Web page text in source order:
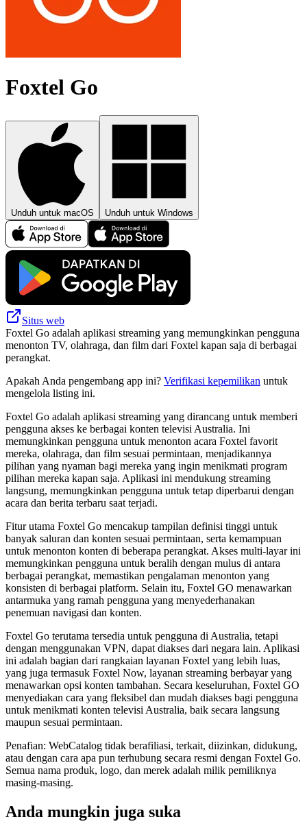
Foxtel Go
Unduh untuk macOS Unduh untuk Windows
Situs web
Foxtel Go adalah aplikasi streaming yang memungkinkan pengguna
menonton TV, olahraga, dan film dari Foxtel kapan saja di berbagai
perangkat.
Apakah Anda pengembang app ini? Verifikasi kepemilikan untuk
mengelola listing ini.
Foxtel Go adalah aplikasi streaming yang dirancang untuk memberi
pengguna akses ke berbagai konten televisi Australia. Ini
memungkinkan pengguna untuk menonton acara Foxtel favorit
mereka, olahraga, dan film sesuai permintaan, menjadikannya
pilihan yang nyaman bagi mereka yang ingin menikmati program
pilihan mereka kapan saja. Aplikasi ini mendukung streaming
langsung, memungkinkan pengguna untuk tetap diperbarui dengan
acara dan berita terbaru saat terjadi.
Fitur utama Foxtel Go mencakup tampilan definisi tinggi untuk
banyak saluran dan konten sesuai permintaan, serta kemampuan
untuk menonton konten di beberapa perangkat. Akses multi-layar ini
memungkinkan pengguna untuk beralih dengan mulus di antara
berbagai perangkat, memastikan pengalaman menonton yang
konsisten di berbagai platform. Selain itu, Foxtel GO menawarkan
antarmuka yang ramah pengguna yang menyederhanakan
penemuan navigasi dan konten.
Foxtel Go terutama tersedia untuk pengguna di Australia, tetapi
dengan menggunakan VPN, dapat diakses dari negara lain. Aplikasi
ini adalah bagian dari rangkaian layanan Foxtel yang lebih luas,
yang juga termasuk Foxtel Now, layanan streaming berbayar yang
menawarkan opsi konten tambahan. Secara keseluruhan, Foxtel GO
menyediakan cara yang fleksibel dan mudah diakses bagi pengguna
untuk menikmati konten televisi Australia, baik secara langsung
maupun sesuai permintaan.
Penafian: WebCatalog tidak berafiliasi, terkait, diizinkan, didukung,
atau dengan cara apa pun terhubung secara resmi dengan Foxtel Go.
Semua nama produk, logo, dan merek adalah milik pemiliknya
masing-masing.
Anda mungkin juga suka